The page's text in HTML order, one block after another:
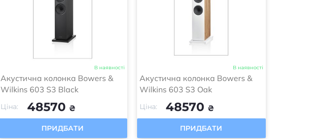
В наявності
Акустична колонка Bowers &
Wilkins 603 S3 Black
Ціна: 48570 ₴
ПРИДБАТИ
В наявності
Акустична колонка Bowers &
Wilkins 603 S3 Oak
Ціна: 48570 ₴
ПРИДБАТИ